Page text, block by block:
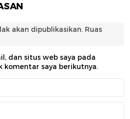
akan dipublikasikan. Ruas
dan situs web saya pada
komentar saya berikutnya.